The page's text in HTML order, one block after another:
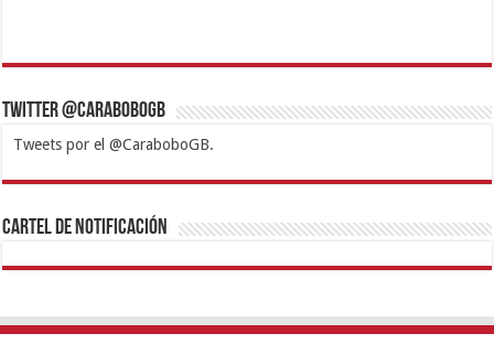
Twitter @CaraboboGB
Tweets por el @CaraboboGB.
1xbetBetturkeyBetistKralbetSupertotobetTipobetMatadorbetMariobet
https://mvbcasino.com/
Cartel de Notificación